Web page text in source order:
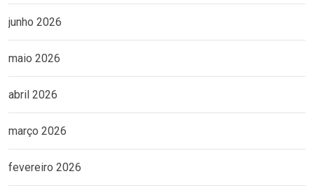
junho 2026
maio 2026
abril 2026
março 2026
fevereiro 2026